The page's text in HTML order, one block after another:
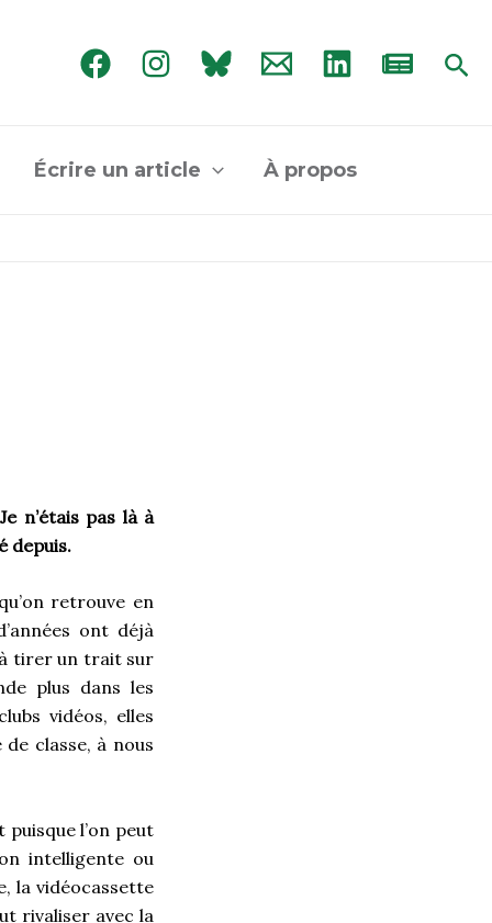
Écrire un article À propos
n’étais pas là à
depuis.
retrouve en
ont déjà
à tirer un trait sur
plus dans les
vidéos, elles
classe, à nous
l’on peut
intelligente ou
la vidéocassette
rivaliser avec la